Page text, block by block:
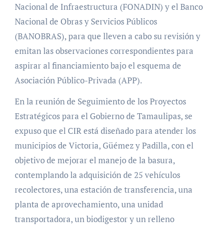
Nacional de Infraestructura (FONADIN) y el Banco
Nacional de Obras y Servicios Públicos
(BANOBRAS), para que lleven a cabo su revisión y
emitan las observaciones correspondientes para
aspirar al financiamiento bajo el esquema de
Asociación Público-Privada (APP).
En la reunión de Seguimiento de los Proyectos
Estratégicos para el Gobierno de Tamaulipas, se
expuso que el CIR está diseñado para atender los
municipios de Victoria, Güémez y Padilla, con el
objetivo de mejorar el manejo de la basura,
contemplando la adquisición de 25 vehículos
recolectores, una estación de transferencia, una
planta de aprovechamiento, una unidad
transportadora, un biodigestor y un relleno